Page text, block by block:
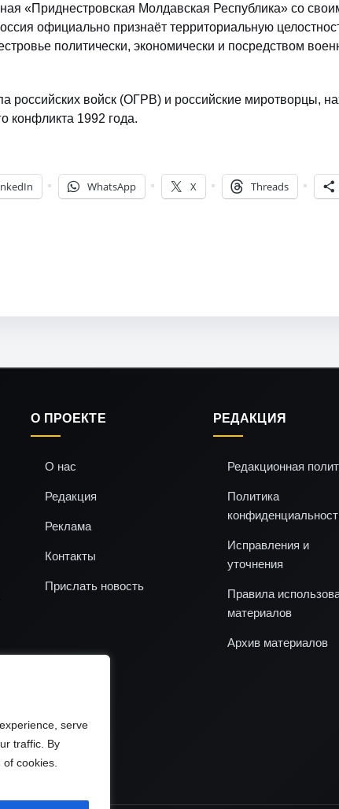
serve
traffic. By
cookies.
«Приднестровская Молдавская Республика» со
официально признаёт территориальную
политически, экономически и посредством
российских войск (ОГРВ) и российские миротворцы,
конфликта 1992 года.
WhatsApp X Threads
О ПРОЕКТЕ
О нас
Редакция
Реклама
Контакты
Прислать новость
РЕДАКЦИЯ
Редакционная
Политика
Исправления и
уточнения
Правила
материалов
Архив материалов